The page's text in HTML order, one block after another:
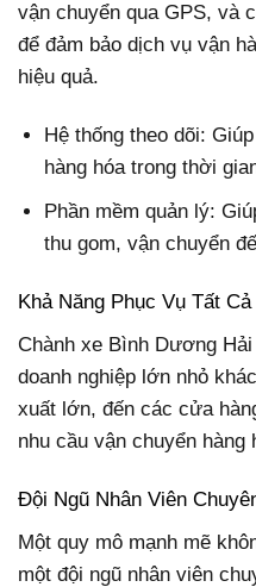
vận chuyển qua GPS, và
để đảm bảo dịch vụ vận
hiệu quả.
Hệ thống theo dõi:
hàng hóa trong thời
Phần mềm quản lý:
thu gom, vận chuyển
Khả Năng Phục Vụ Tất
Chành xe Bình Dương
doanh nghiệp lớn nhỏ
xuất lớn, đến các cửa
nhu cầu vận chuyển hàng
Đội Ngũ Nhân Viên
Một quy mô mạnh mẽ
một đội ngũ nhân viên